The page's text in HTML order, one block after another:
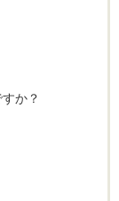
か？